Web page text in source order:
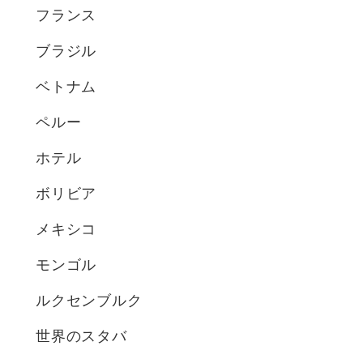
フランス
ブラジル
ベトナム
ペルー
ホテル
ボリビア
メキシコ
モンゴル
ルクセンブルク
世界のスタバ